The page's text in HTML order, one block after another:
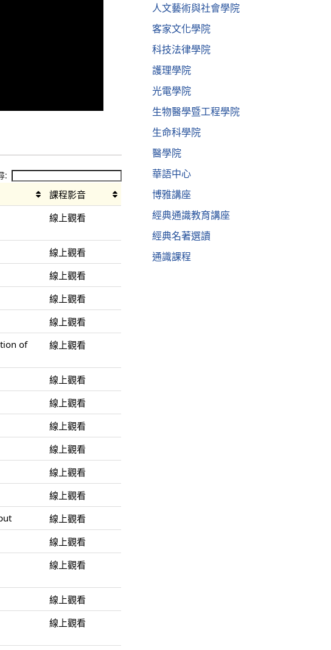
:
課程影音
線上觀看
線上觀看
線上觀看
線上觀看
線上觀看
of
線上觀看
線上觀看
線上觀看
線上觀看
線上觀看
線上觀看
線上觀看
線上觀看
線上觀看
線上觀看
線上觀看
線上觀看
人文藝術與社會學院
客家文化學院
科技法律學院
護理學院
光電學院
生物醫學暨工程學院
生命科學院
醫學院
華語中心
博雅講座
經典通識教育講座
經典名著選讀
通識課程